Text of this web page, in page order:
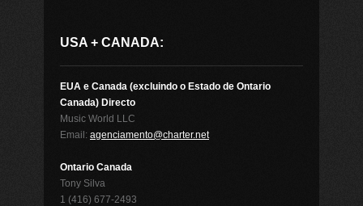
USA + CANADA:
EUA e Canada (excluindo o Estado de Ontario
Canada) Directo
Music World LLC
Email: agenciamento@charter.net
Ontario Canada
Tony Silva
1 (416) 677-2493